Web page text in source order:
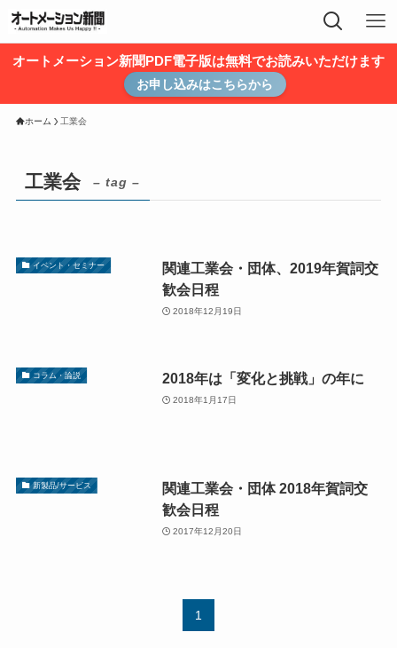
オートメーション新聞PDF電子版は無料でお読みいただけます
お申し込みはこちらから
ホーム 工業会
工業会 – tag –
イベント・セミナー
関連工業会・団体、2019年賀詞交
歓会日程
2018年12月19日
コラム・論説 2018年は「変化と挑戦」の年に
2018年1月17日
新製品/サービス
関連工業会・団体 2018年賀詞交
歓会日程
2017年12月20日
1